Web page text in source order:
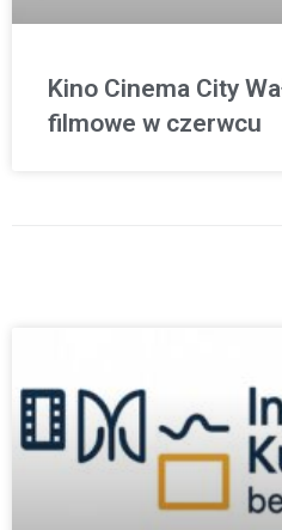
Kino Cinema City
filmowe w czerwcu